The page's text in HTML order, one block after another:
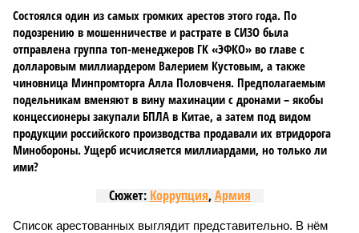
Состоялся один из самых громких арестов этого года. По
подозрению в мошенничестве и растрате в СИЗО была
отправлена группа топ-менеджеров ГК «ЭФКО» во главе с
долларовым миллиардером Валерием Кустовым, а также
чиновница Минпромторга Алла Половченя. Предполагаемым
подельникам вменяют в вину махинации с дронами – якобы
концессионеры закупали БПЛА в Китае, а затем под видом
продукции российского производства продавали их втридорога
Минобороны. Ущерб исчисляется миллиардами, но только ли
ими?
Сюжет: Коррупция,Армия
Список арестованных выглядит представительно. В нём